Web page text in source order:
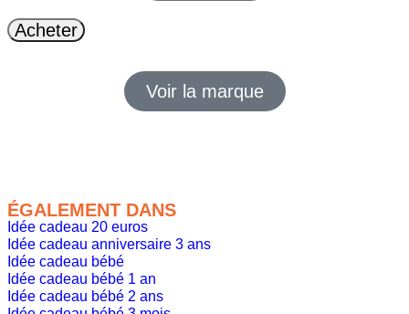
Acheter
Voir la marque
ÉGALEMENT DANS
Idée cadeau 20 euros
Idée cadeau anniversaire 3 ans
Idée cadeau bébé
Idée cadeau bébé 1 an
Idée cadeau bébé 2 ans